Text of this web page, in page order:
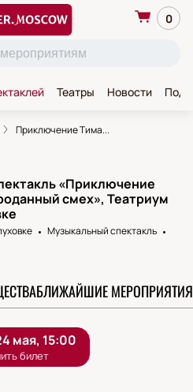
0
Театры Новости
Приключение Тима...
«Приключение
смех», Театриум
Музыкальный спектакль
БЛИЖАЙШИЕ МЕРОПРИЯТИЯ